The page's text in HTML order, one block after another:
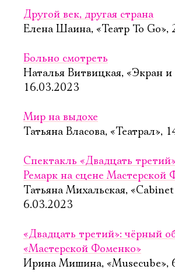
Другой век, другая страна
Елена Шаина, «Театр To Go»,
Больно смотреть
Наталья Витвицкая, «Экран и
16.03.2023
Мир на выдохе
Татьяна Власова, «Театрал»,
Спектакль «Двадцать
Ремарк на сцене Мастерской
Татьяна Михальская,
6.03.2023
«Двадцать третий»: чёрный
«Мастерской Фоменко»
Ирина Мишина, «Musecube»,